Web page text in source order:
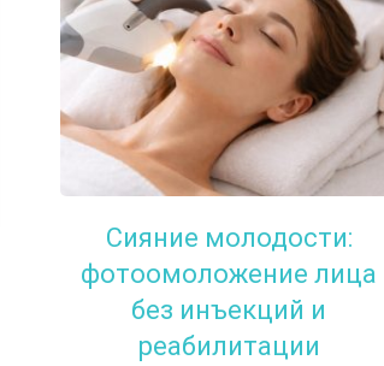
Сияние молодости:
фотоомоложение лица
без инъекций и
реабилитации